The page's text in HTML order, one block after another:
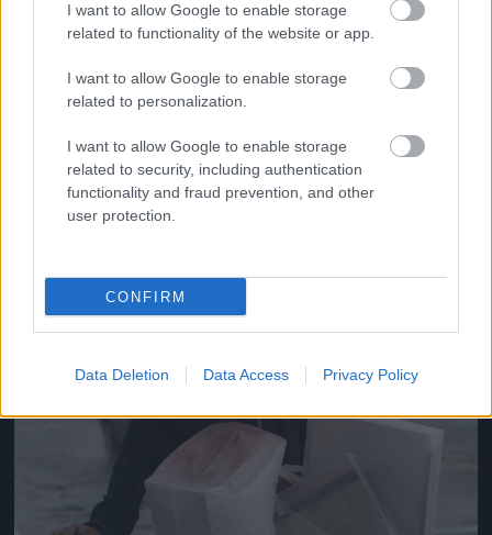
I want to allow Google to enable storage
related to functionality of the website or app.
I want to allow Google to enable storage
related to personalization.
I want to allow Google to enable storage
related to security, including authentication
functionality and fraud prevention, and other
user protection.
CONFIRM
Data Deletion Data Access Privacy Policy
Halle Berry Los Angelesben rossz időben
Fotó: Madison Frederic / Northfoto